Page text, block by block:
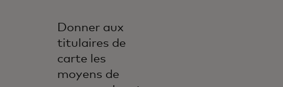
Donner aux
titulaires de
carte les
moyens de